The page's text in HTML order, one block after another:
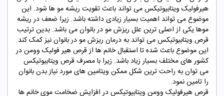
هیرفولیک ویتابیوتیکس می تواند باعث تقویت ریشه مو ها شود. این
موضوع می تواند اهمیت بسیار زیادی داشته باشد. زیرا ضعف در ریشه
موها یکی از اصلی ترین علل ریزش مو در بانوان می باشد. بدین ترتیب
قرص ویتابیوتیکس می تواند به درمان ریزش مو در بانوان نیز کمک کند.
این موضوع باعث شده تا استقبال خانم ها از قرص هیر فولیک وومن در
کشور های مختلف بسیار زیاد باشد. زیرا با مصرف قرص ویتابیوتیکس
می توان به راحت ترین شکل ممکن ویتامین های مورد نیاز بدن بانوان
را تامین نمود.
قرص هیرفولیک وومن ویتابیوتیکس در افزایش ضخامت موی خانم ها